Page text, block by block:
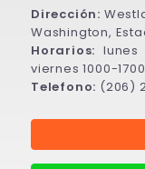
Dirección:
Washington,
Horarios:
viernes 1000-
Telefono: (206)